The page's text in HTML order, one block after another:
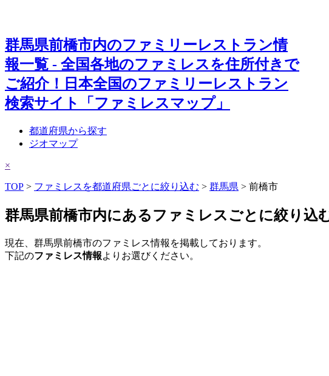
群馬県前橋市内のファミリーレストラン情
報一覧 - 全国各地のファミレスを住所付きで
ご紹介！日本全国のファミリーレストラン
検索サイト「ファミレスマップ」
都道府県から探す
ジオマップ
×
TOP > ファミレスを都道府県ごとに絞り込む > 群馬県 > 前橋市
群馬県前橋市内にあるファミレスごとに絞り込
現在、群馬県前橋市のファミレス情報を掲載しております。
下記のファミレス情報よりお選びください。